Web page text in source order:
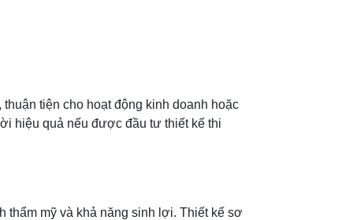
tiện cho hoạt động kinh doanh hoặc
hiệu quả nếu được đầu tư thiết kế thi
thẩm mỹ và khả năng sinh lợi. Thiết kế sơ